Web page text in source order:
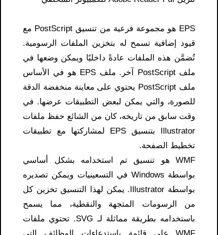
EPS هو مجموعة فرعية من تنسيق PostScript مع
قيود إضافية تسمح له بتخزين الملفات الرسومية.
تُضمَّن هذه الملفات عادةً داخليًا ويمكن وضعها في
ملف PostScript آخر. ملف EPS هو في الأساس
ملف PostScript يحتوي على معاينة منخفضة الدقة
للصورة، والتي يمكن لبعض التطبيقات عرضها. في
وقت سابق من تاريخه، كان من الشائع حفظ ملفات
Illustrator بتنسيق EPS لمشاركتها مع تطبيقات
تخطيط الصفحة.
WMF هو تنسيق تم استخدامه بشكل أساسي
بواسطة Windows في التسعينيات ويمكن تصديره
بواسطة Illustrator. يمكن لهذا التنسيق تخزين كل
من الرسومات المتجهة والنقطية، مما يسمح
باستخدامه بطريقة مماثلة لـ SVG. تحتوي ملفات